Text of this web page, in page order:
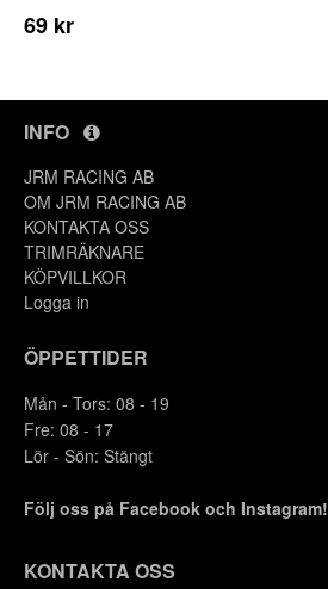
69 kr
INFO
JRM RACING AB
OM JRM RACING AB
KONTAKTA OSS
TRIMRÄKNARE
KÖPVILLKOR
Logga in
ÖPPETTIDER
Mån - Tors: 08 - 19
Fre: 08 - 17
Lör - Sön: Stängt
Följ oss på Facebook och Instagram!
KONTAKTA OSS